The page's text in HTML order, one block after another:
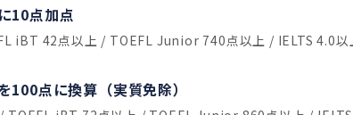
10点加点
iBT 42点以上 / TOEFL Junior 740点以上 / IELTS 4.0以
点に換算（実質免除）